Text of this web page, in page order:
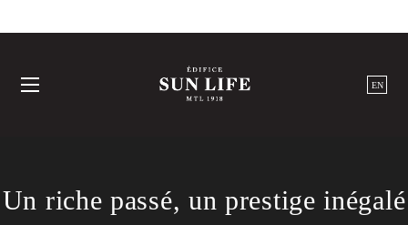
EN
Un riche passé, un prestige inégalé